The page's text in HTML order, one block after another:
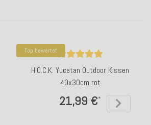
Top bewertet
H.O.C.K. Yucatan Outdoor Kissen
40x30cm rot
21,99 €*